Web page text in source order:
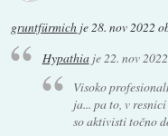
gruntfürmich je28. nov 2022
Hypathiaje 22. nov
Visoko
ja... pa to, v
so aktivisti točno